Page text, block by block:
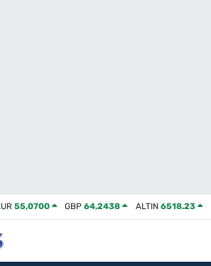
55,0700 GBP64,2438 ALTIN 6518.23